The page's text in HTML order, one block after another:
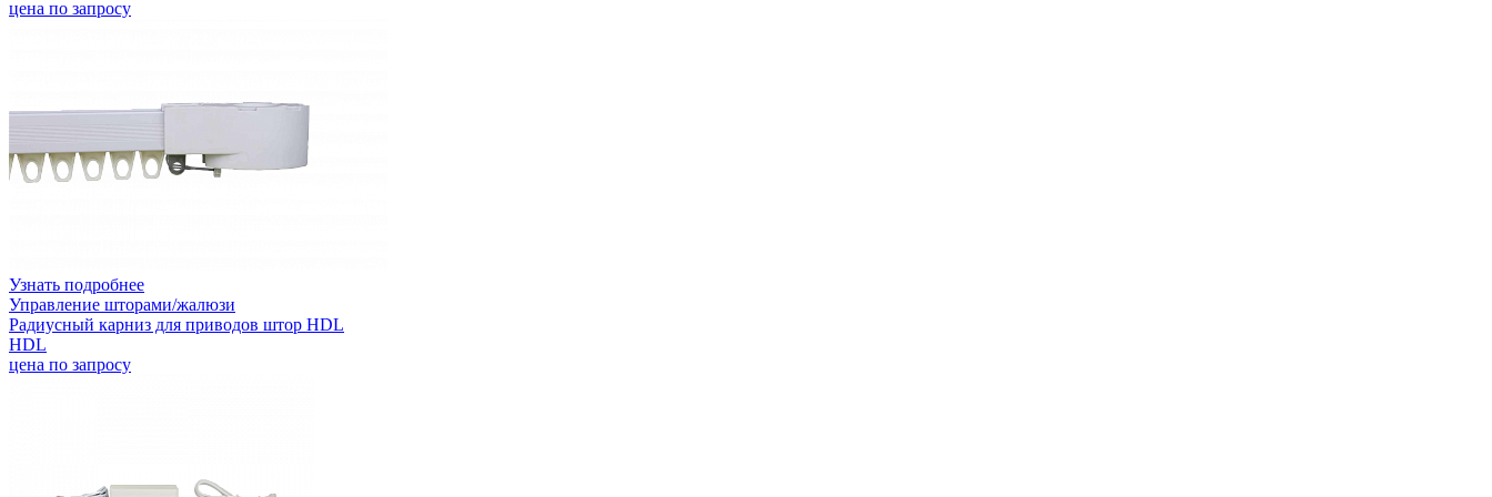
цена по запросу
Узнать подробнее
Управление шторами/жалюзи
Радиусный карниз для приводов штор HDL
HDL
цена по запросу